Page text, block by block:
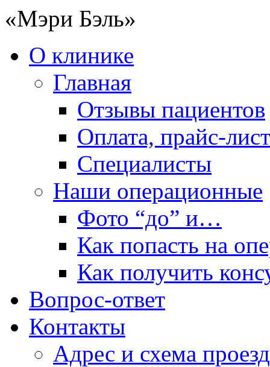
«Мэри Бэль»
О клинике
Главная
Отзывы пациентов
Оплата, прайс-лист
Специалисты
Наши операционные
Фото “до” и…
Как попасть на
Как получить
Вопрос-ответ
Контакты
Адрес и схема